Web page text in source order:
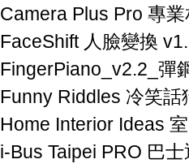
Camera Plus Pro 專
FaceShift 人臉變換
FingerPiano_v2.2_彈
Funny Riddles 冷笑話
Home Interior Ideas
i-Bus Taipei PRO 巴